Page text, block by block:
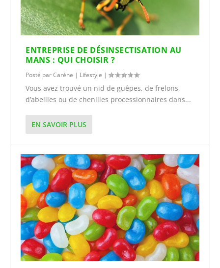
ENTREPRISE DE DÉSINSECTISATION AU
MANS : QUI CHOISIR ?
Posté parCarène | Lifestyle |
Vous avez trouvé un nid de guêpes, de frelons,
d’abeilles ou de chenilles processionnaires dans...
EN SAVOIR PLUS